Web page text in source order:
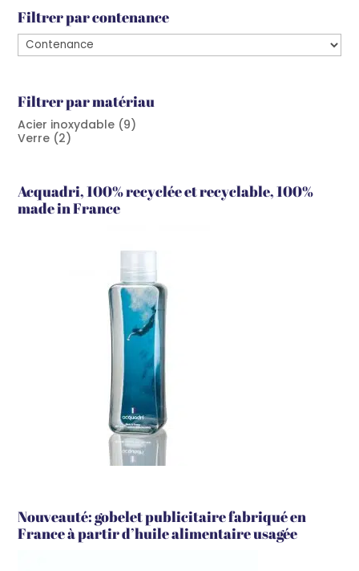
Filtrer par contenance
Filtrer par matériau
Acier inoxydable (9)
Verre (2)
Acquadri, 100% recyclée et recyclable, 100%
made in France
Nouveauté: gobelet publicitaire fabriqué en
France à partir d’huile alimentaire usagée